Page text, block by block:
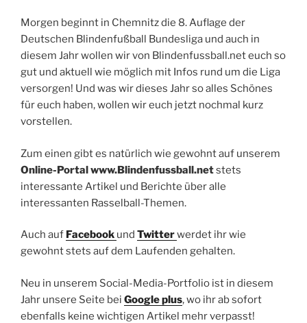
Morgen beginnt in Chemnitz die 8. Auflage der
Deutschen Blindenfußball Bundesliga und auch in
diesem Jahr wollen wir von Blindenfussball.net euch so
gut und aktuell wie möglich mit Infos rund um die Liga
versorgen! Und was wir dieses Jahr so alles Schönes
für euch haben, wollen wir euch jetzt nochmal kurz
vorstellen.
Zum einen gibt es natürlich wie gewohnt auf unserem
Online-Portal www.Blindenfussball.netstets
interessante Artikel und Berichte über alle
interessanten Rasselball-Themen.
Auch auf Facebook und Twitterwerdet ihr wie
gewohnt stets auf dem Laufenden gehalten.
Neu in unserem Social-Media-Portfolio ist in diesem
Jahr unsere Seite bei Google plus, wo ihr ab sofort
ebenfalls keine wichtigen Artikel mehr verpasst!